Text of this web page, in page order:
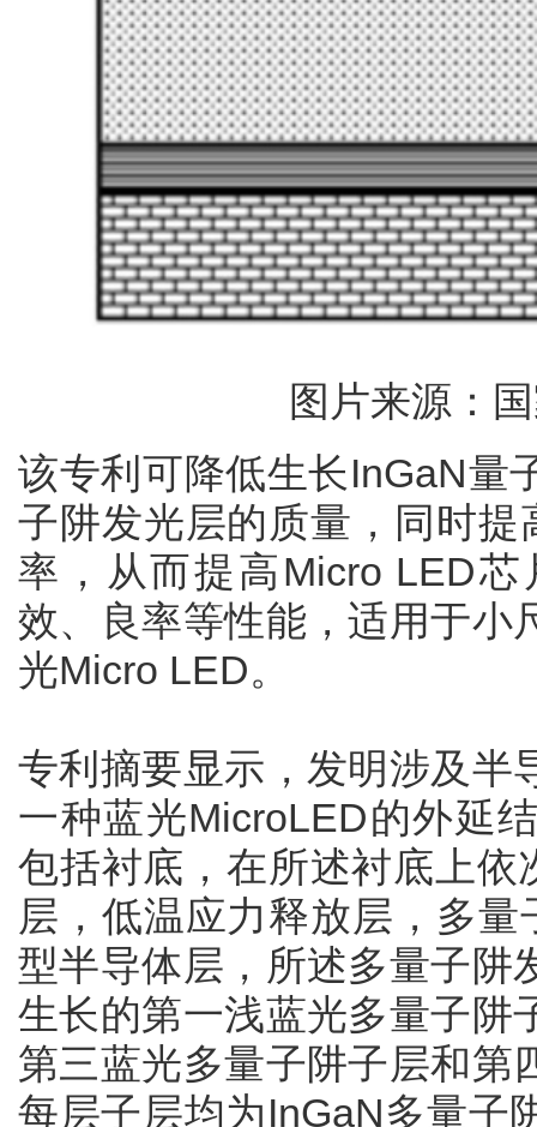
图片来源：
该专利可降低生长InGaN量
子阱发光层的质量，同时
率，从而提高Micro LED
效、良率等性能，适用于小
光Micro LED。
专利摘要显示，发明涉及半
一种蓝光MicroLED的外延
包括衬底，在所述衬底上
层，低温应力释放层，多
型半导体层，所述多量子阱
生长的第一浅蓝光多量子阱
第三蓝光多量子阱子层和第
每层子层均为InGaN多量子